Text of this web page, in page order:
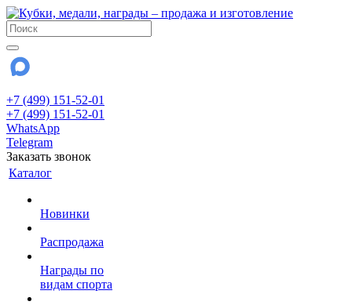
+7 (499) 151-52-01
+7 (499) 151-52-01
WhatsApp
Telegram
Заказать звонок
Каталог
Новинки
Распродажа
Награды по
видам спорта